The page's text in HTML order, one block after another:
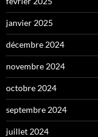
janvier 2025
décembre 2024
novembre 2024
octobre 2024
septembre 2024
juillet 2024